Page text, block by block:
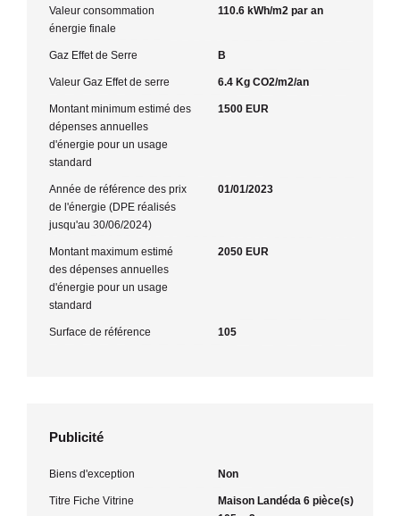
Valeur consommation
énergie finale
110.6 kWh/m2 par an
Gaz Effet de Serre B
Valeur Gaz Effet de serre 6.4 Kg CO2/m2/an
Montant minimum estimé des
dépenses annuelles
d'énergie pour un usage
standard
1500 EUR
Année de référence des prix
de l'énergie (DPE réalisés
jusqu'au 30/06/2024)
01/01/2023
Montant maximum estimé
des dépenses annuelles
d'énergie pour un usage
standard
2050 EUR
Surface de référence 105
Publicité
Biens d'exception Non
Titre Fiche Vitrine
Maison Landéda 6 pièce(s)